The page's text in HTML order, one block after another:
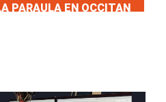
PARAULA EN OCCITAN